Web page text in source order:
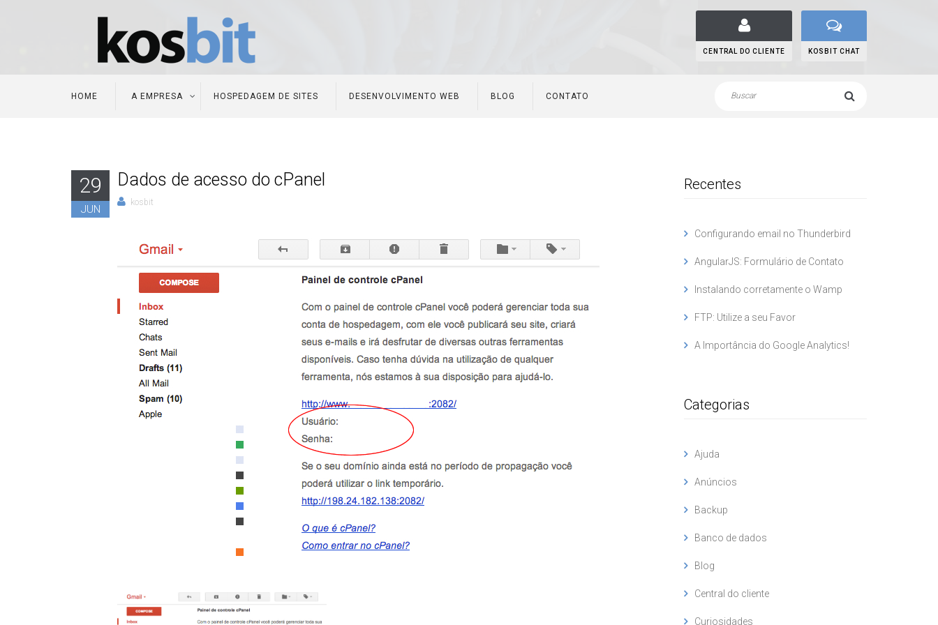
CENTRAL DO CLIENTE KOSBIT CHAT
HOME A EMPRESA HOSPEDAGEM DE SITES DESENVOLVIMENTO WEB BLOG CONTATO
29
JUN
Dados de acesso do cPanel
kosbit
Recentes
Configurando email no Thunderbird
AngularJS: Formulário de Contato
Instalando corretamente o Wamp
FTP: Utilize a seu Favor
A Importância do Google Analytics!
Categorias
Ajuda
Anúncios
Backup
Banco de dados
Blog
Central do cliente
Curiosidades